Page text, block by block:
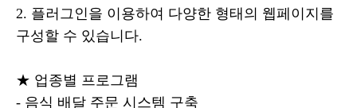
2. 플러그인을 이용하여 다양한 형태의 웹페이지를
구성할 수 있습니다.
★ 업종별 프로그램
- 음식 배달 주문 시스템 구축